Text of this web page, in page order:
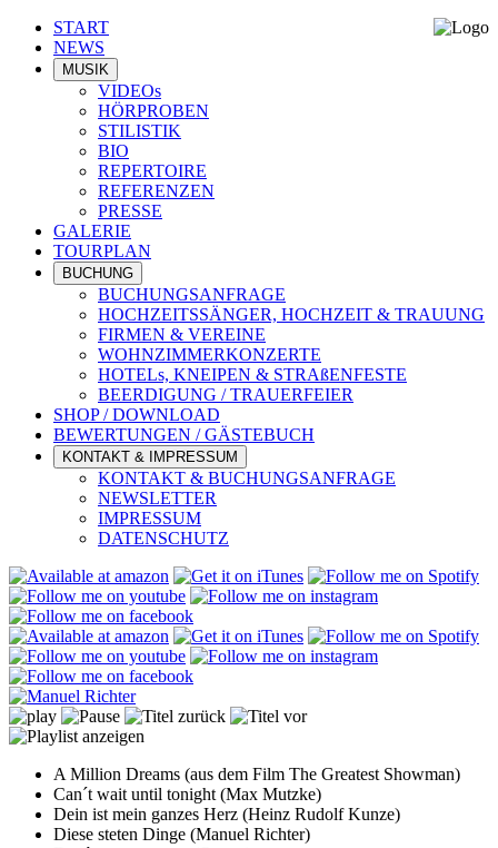
START
NEWS
MUSIK
VIDEOs
HÖRPROBEN
STILISTIK
BIO
REPERTOIRE
REFERENZEN
PRESSE
GALERIE
TOURPLAN
BUCHUNG
BUCHUNGSANFRAGE
HOCHZEITSSÄNGER, HOCHZEIT & TRAUUNG
FIRMEN & VEREINE
WOHNZIMMERKONZERTE
HOTELs, KNEIPEN & STRAßENFESTE
BEERDIGUNG / TRAUERFEIER
SHOP / DOWNLOAD
BEWERTUNGEN / GÄSTEBUCH
KONTAKT & IMPRESSUM
KONTAKT & BUCHUNGSANFRAGE
NEWSLETTER
IMPRESSUM
DATENSCHUTZ
A Million Dreams (aus dem Film The Greatest Showman)
Can´t wait until tonight (Max Mutzke)
Dein ist mein ganzes Herz (Heinz Rudolf Kunze)
Diese steten Dinge (Manuel Richter)